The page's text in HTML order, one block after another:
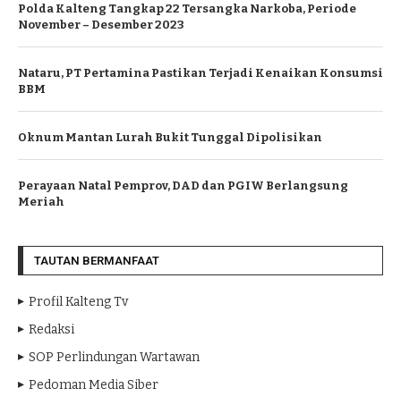
Polda Kalteng Tangkap 22 Tersangka Narkoba, Periode
November – Desember 2023
Nataru, PT Pertamina Pastikan Terjadi Kenaikan Konsumsi
BBM
Oknum Mantan Lurah Bukit Tunggal Dipolisikan
Perayaan Natal Pemprov, DAD dan PGIW Berlangsung
Meriah
TAUTAN BERMANFAAT
Profil Kalteng Tv
Redaksi
SOP Perlindungan Wartawan
Pedoman Media Siber